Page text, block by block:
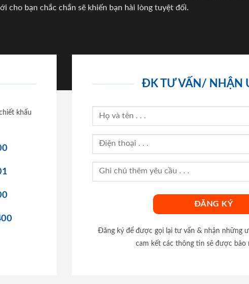
cho bạn chắc chắn sẽ khiến bạn hài lòng tuyệt đối.
khấu
ĐK TƯ VẤN/ NHẬN
Đăng ký để được gọi lại tư vấn & nhận những
cam kết các thông tin sẽ được bảo